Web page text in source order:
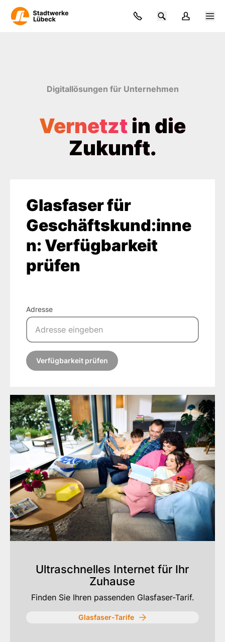
Digitallösungen für Unternehmen
Vernetzt in die
Zukunft.
Glasfaser für
Geschäftskund:inne
n: Verfügbarkeit
prüfen
Adresse
Verfügbarkeit prüfen
Ultraschnelles Internet für Ihr
Zuhause
Finden Sie Ihren passenden Glasfaser-Tarif.
Glasfaser-Tarife